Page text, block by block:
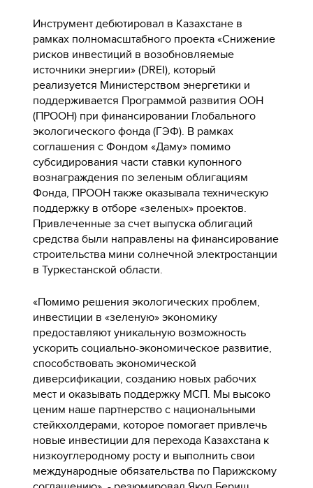
Инструмент дебютировал в Казахстане в
рамках полномасштабного проекта «Снижение
рисков инвестиций в возобновляемые
источники энергии» (DREI), который
реализуется Министерством энергетики и
поддерживается Программой развития ООН
(ПРООН) при финансировании Глобального
экологического фонда (ГЭФ). В рамках
соглашения с Фондом «Даму» помимо
субсидирования части ставки купонного
вознаграждения по зеленым облигациям
Фонда, ПРООН также оказывала техническую
поддержку в отборе «зеленых» проектов.
Привлеченные за счет выпуска облигаций
средства были направлены на финансирование
строительства мини солнечной электростанции
в Туркестанской области.
«Помимо решения экологических проблем,
инвестиции в «зеленую» экономику
предоставляют уникальную возможность
ускорить социально-экономическое развитие,
способствовать экономической
диверсификации, созданию новых рабочих
мест и оказывать поддержку МСП. Мы высоко
ценим наше партнерство с национальными
стейкхолдерами, которое помогает привлечь
новые инвестиции для перехода Казахстана к
низкоуглеродному росту и выполнить свои
международные обязательства по Парижскому